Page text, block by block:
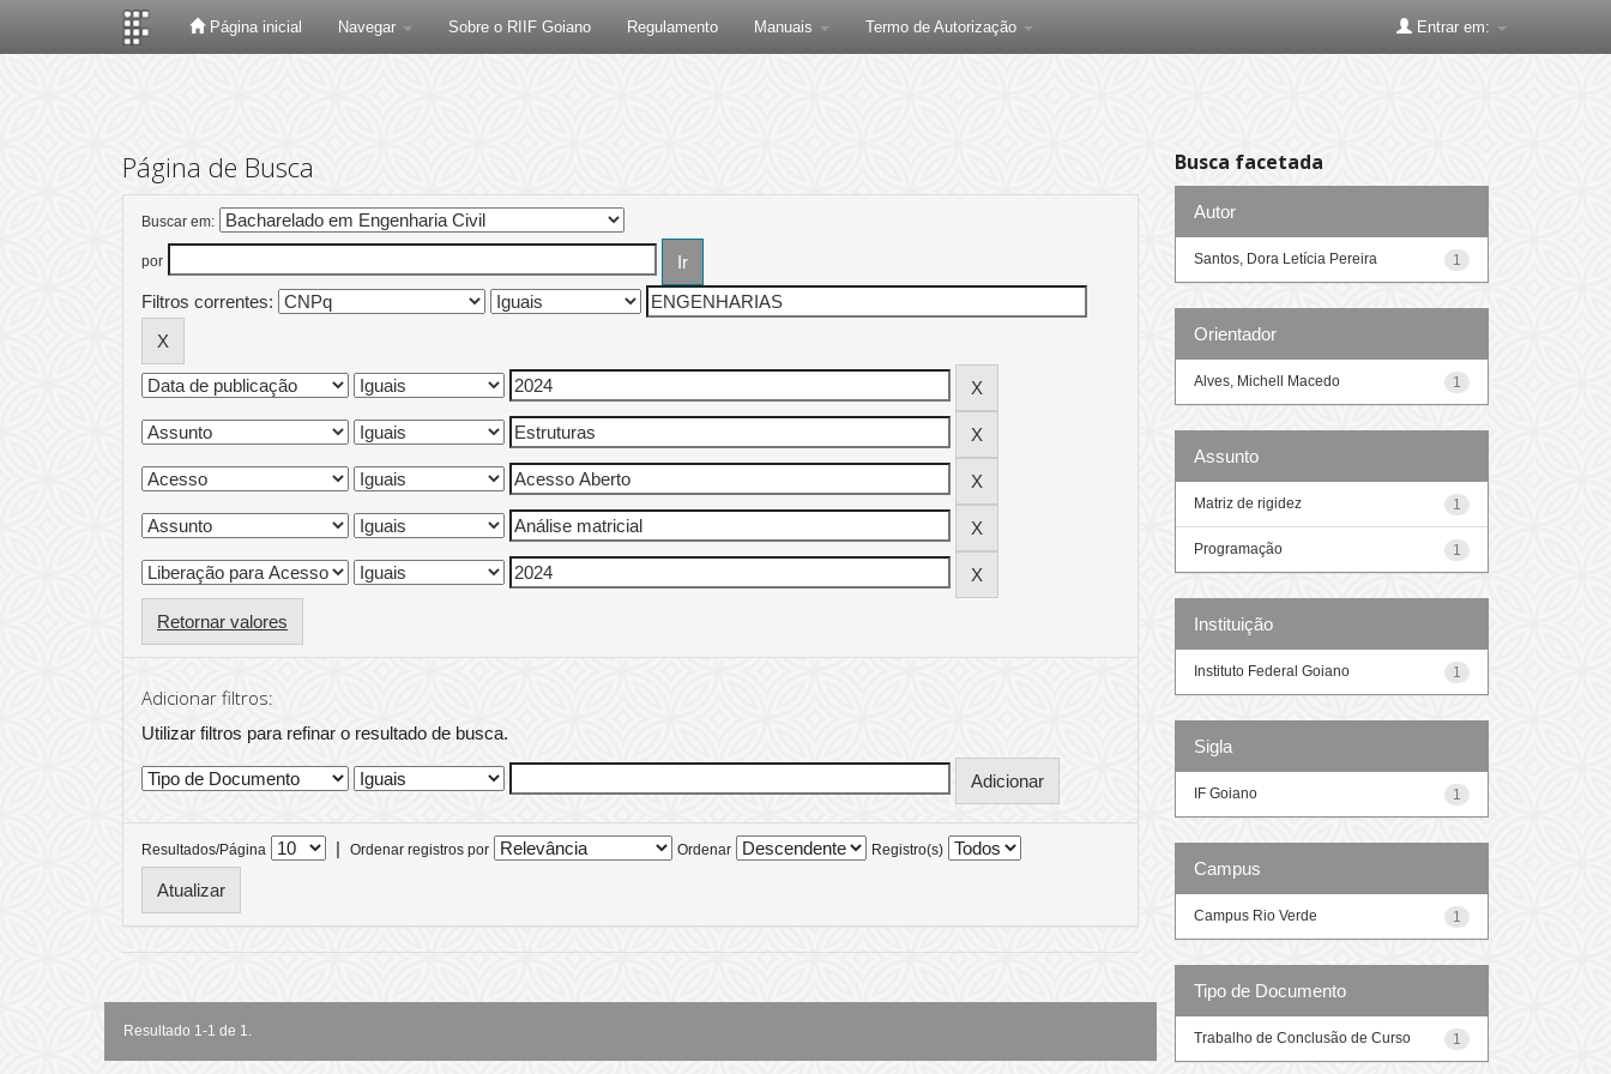
Página inicial Navegar Sobre o RIIF Goiano Regulamento Manuais Termo de Autorização Entrar em:
Página de Busca
Buscar em:
por
Filtros correntes:
Retornar valores
Adicionar filtros:
Utilizar filtros para refinar o resultado de busca.
Resultados/Página | Ordenar registros por Ordenar Registro(s)
Resultado 1-1 de 1.
Busca facetada
Autor
1
Santos, Dora Letícia Pereira
Orientador
1
Alves, Michell Macedo
Assunto
1
Matriz de rigidez
1
Programação
Instituição
1
Instituto Federal Goiano
Sigla
1
IF Goiano
Campus
1
Campus Rio Verde
Tipo de Documento
1
Trabalho de Conclusão de Curso